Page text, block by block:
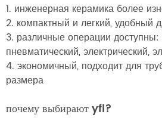
1. инженерная керамика более
2. компактный и легкий, удобный
3. различные операции доступны:
пневматический, электрический,
4. экономичный, подходит для
размера
почему выбирают yfl?